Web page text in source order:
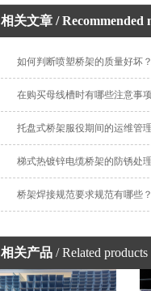
相关文章 / Recommended
如何判断喷塑桥架的质量好坏
在购买母线槽时有哪些注意事
托盘式桥架服役期间的运维管
梯式热镀锌电缆桥架的防锈处
桥架焊接规范要求规范有哪些
相关产品 / Related products